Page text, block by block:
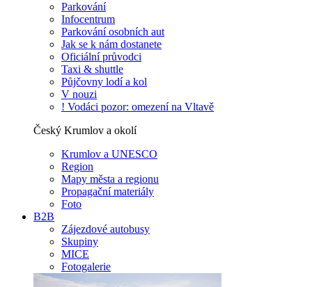
Parkování
Infocentrum
Parkování osobních aut
Jak se k nám dostanete
Oficiální průvodci
Taxi & shuttle
Půjčovny lodí a kol
V nouzi
! Vodáci pozor: omezení na Vltavě
Český Krumlov a okolí
Krumlov a UNESCO
Region
Mapy města a regionu
Propagační materiály
Foto
B2B
Zájezdové autobusy
Skupiny
MICE
Fotogalerie